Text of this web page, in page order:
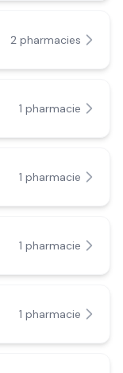
2 pharmacies
1 pharmacie
1 pharmacie
1 pharmacie
1 pharmacie